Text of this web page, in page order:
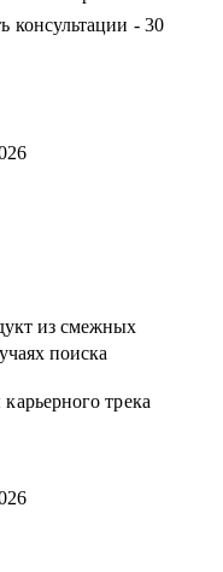
(маркетинг,
в управление
консультации - 30
из смежныx
поиска
трека